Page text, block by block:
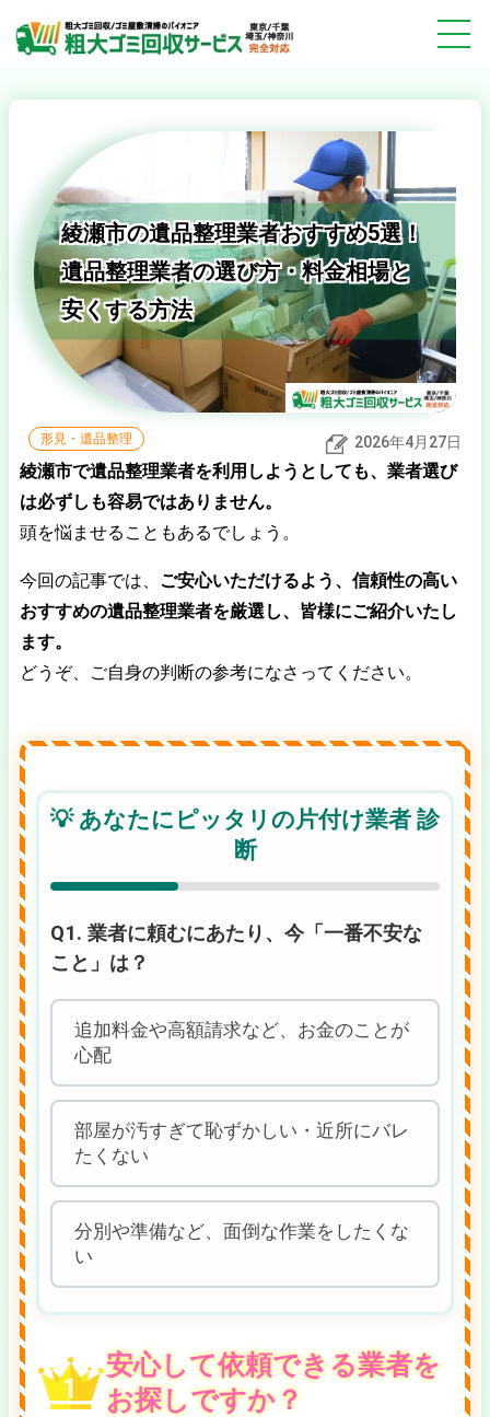
綾瀬市の遺品整理業者おすすめ5選！
遺品整理業者の選び方・料金相場と
安くする方法
形見・遺品整理 2026年4月27日
綾瀬市で遺品整理業者を利用しようとしても、業者選び
は必ずしも容易ではありません。
頭を悩ませることもあるでしょう。
今回の記事では、 ご安心いただけるよう、信頼性の高い
おすすめの遺品整理業者を厳選し、皆様にご紹介いたし
ます。
どうぞ、ご自身の判断の参考になさってください。
💡 あなたにピッタリの片付け業者 診
断
Q1. 業者に頼むにあたり、今「一番不安な
こと」は？
追加料金や高額請求など、お金のことが
心配
部屋が汚すぎて恥ずかしい・近所にバレ
たくない
分別や準備など、面倒な作業をしたくな
い
安心して依頼できる業者を
お探しですか？